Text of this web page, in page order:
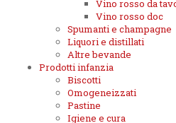
Vino rosso da
Vino rosso doc
Spumanti e champagne
Liquori e distillati
Altre bevande
Prodotti infanzia
Biscotti
Omogeneizzati
Pastine
Igiene e cura